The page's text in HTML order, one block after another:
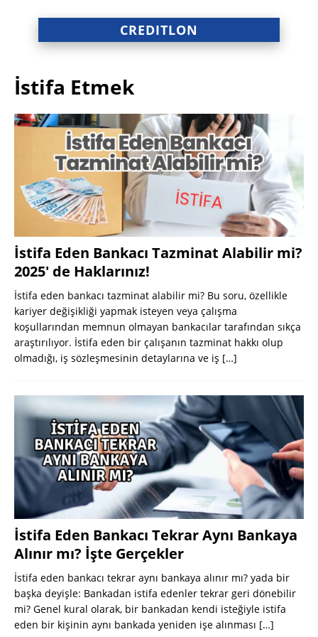
CREDITLON
İstifa Etmek
İstifa Eden Bankacı Tazminat Alabilir mi?
2025′ de Haklarınız!
İstifa eden bankacı tazminat alabilir mi? Bu soru, özellikle
kariyer değişikliği yapmak isteyen veya çalışma
koşullarından memnun olmayan bankacılar tarafından sıkça
araştırılıyor. İstifa eden bir çalışanın tazminat hakkı olup
olmadığı, iş sözleşmesinin detaylarına ve iş […]
İstifa Eden Bankacı Tekrar Aynı Bankaya
Alınır mı? İşte Gerçekler
İstifa eden bankacı tekrar aynı bankaya alınır mı? yada bir
başka deyişle: Bankadan istifa edenler tekrar geri dönebilir
mi? Genel kural olarak, bir bankadan kendi isteğiyle istifa
eden bir kişinin aynı bankada yeniden işe alınması […]